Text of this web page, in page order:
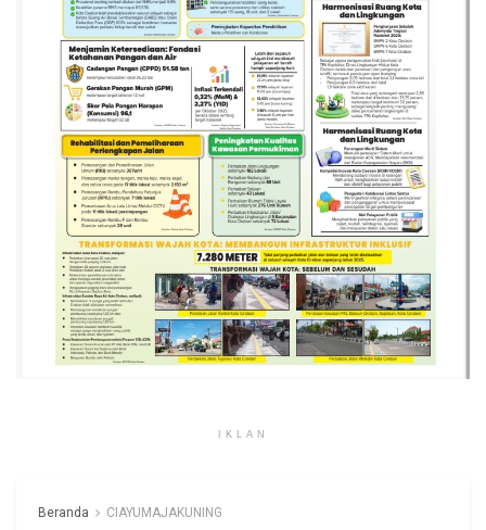
IKLAN
Beranda CIAYUMAJAKUNING